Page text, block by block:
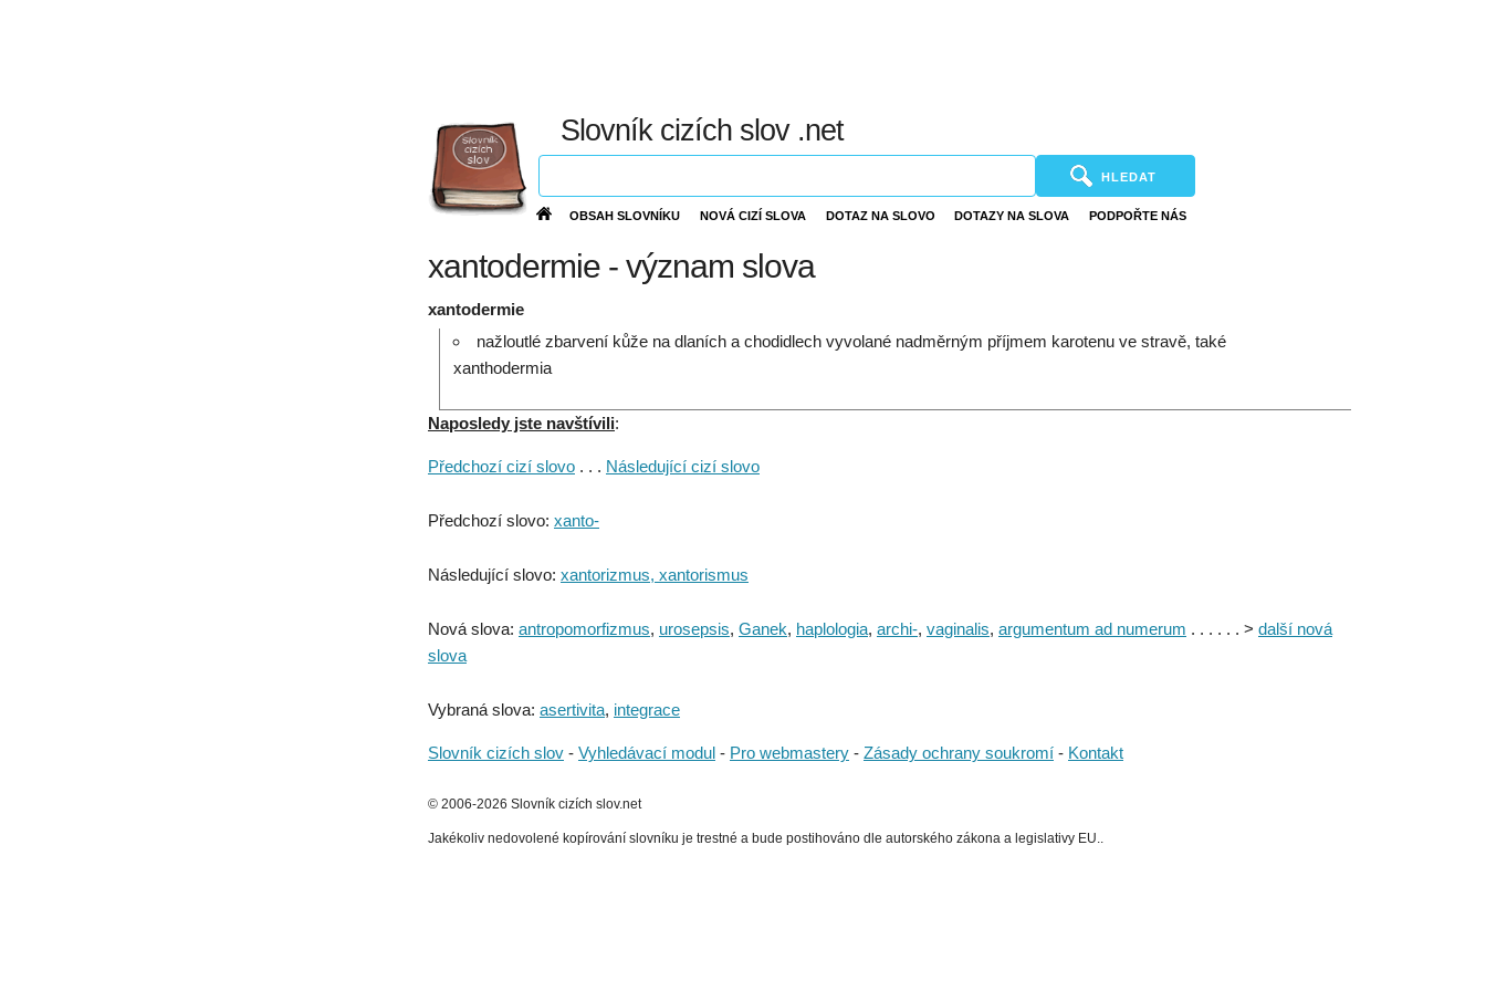
Slovník cizích slov .net
HLEDAT
OBSAH SLOVNÍKU NOVÁ CIZÍ SLOVA DOTAZ NA SLOVO DOTAZY NA SLOVA PODPOŘTE NÁS
xantodermie - význam slova
xantodermie
nažloutlé zbarvení kůže na dlaních a chodidlech vyvolané nadměrným příjmem karotenu ve stravě, také
xanthodermia
Naposledy jste navštívili:
Předchozí cizí slovo . . . Následující cizí slovo
Předchozí slovo: xanto-
Následující slovo: xantorizmus, xantorismus
Nová slova: antropomorfizmus, urosepsis, Ganek, haplologia, archi-, vaginalis, argumentum ad numerum . . . . . . > další nová
slova
Vybraná slova: asertivita, integrace
Slovník cizích slov - Vyhledávací modul - Pro webmastery - Zásady ochrany soukromí - Kontakt
© 2006-2026 Slovník cizích slov.net
Jakékoliv nedovolené kopírování slovníku je trestné a bude postihováno dle autorského zákona a legislativy EU..